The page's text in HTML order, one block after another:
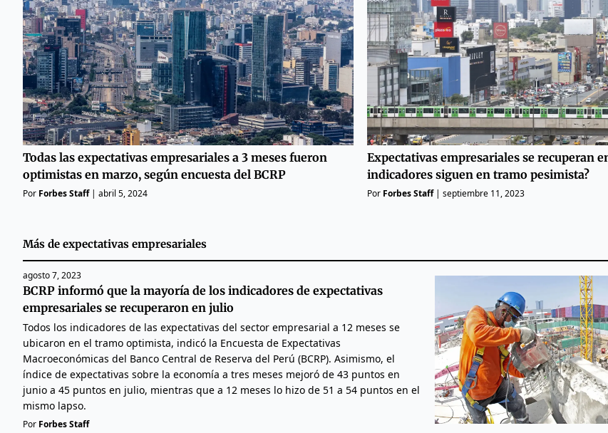
Todas las expectativas empresariales a 3 meses fueron
optimistas en marzo, según encuesta del BCRP
Por Forbes Staff| abril 5, 2024
Expectativas empresariales se recuperan
indicadores siguen en tramo pesimista?
Por Forbes Staff|septiembre 11, 2023
Más de expectativas empresariales
agosto 7, 2023
BCRP informó que la mayoría de los indicadores de expectativas
empresariales se recuperaron en julio
Todos los indicadores de las expectativas del sector empresarial a 12 meses se
ubicaron en el tramo optimista, indicó la Encuesta de Expectativas
Macroeconómicas del Banco Central de Reserva del Perú (BCRP). Asimismo, el
índice de expectativas sobre la economía a tres meses mejoró de 43 puntos en
junio a 45 puntos en julio, mientras que a 12 meses lo hizo de 51 a 54 puntos en el
mismo lapso.
Por Forbes Staff